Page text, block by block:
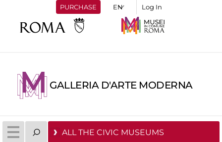
PURCHASE Log In
GALLERIA D'ARTE MODERNA
ALL THE CIVIC MUSEUMS